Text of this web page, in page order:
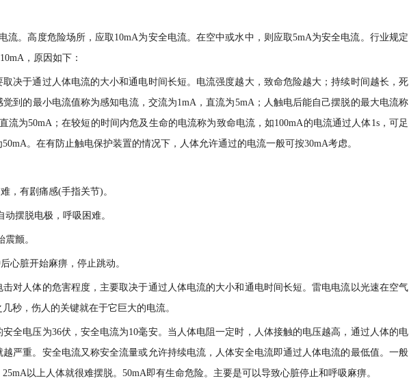
流。高度危险场所，应取10mA为安全电流。在空中或水中，则应取5mA为安全电流。行业规定
，原因如下：
决于通过人体电流的大小和通电时间长短。电流强度越大，致命危险越大；持续时间越长，死
到的最小电流值称为感知电流，交流为1mA，直流为5mA；人触电后能自己摆脱的最大电流称
流为50mA；在较短的时间内危及生命的电流称为致命电流，如100mA的电流通过人体1s，可足
。在有防止触电保护装置的情况下，人体允许通过的电流一般可按30mA考虑。
，有剧痛感(手指关节)。
动摆脱电极，呼吸困难。
颤。
心脏开始麻痹，停止跳动。
对人体的危害程度，主要取决于通过人体电流的大小和通电时间长短。雷电电流以光速在空气
秒，伤人的关键就在于它巨大的电流。
全电压为36伏，安全电流为10毫安。当人体电阻一定时，人体接触的电压越高，通过人体的电
严重。安全电流又称安全流量或允许持续电流，人体安全电流即通过人体电流的最低值。一般
以上人体就很难摆脱。50mA即有生命危险。主要是可以导致心脏停止和呼吸麻痹。